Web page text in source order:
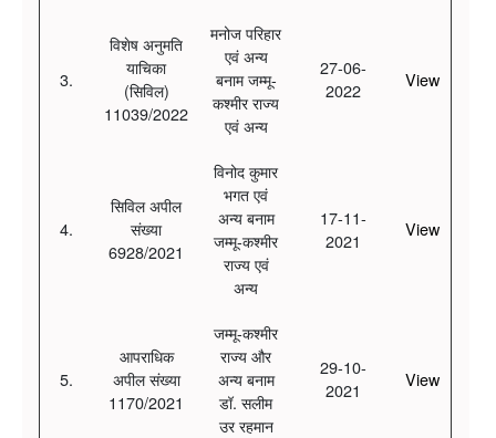
3.
विशेष अनुमति
याचिका
(सिविल)
11039/2022
मनोज परिहार
एवं अन्य
बनाम जम्मू-
कश्मीर राज्य
एवं अन्य
27-06-
2022
View
4.
सिविल अपील
संख्या
6928/2021
विनोद कुमार
भगत एवं
अन्य बनाम
जम्मू-कश्मीर
राज्य एवं
अन्य
17-11-
2021
View
5.
आपराधिक
अपील संख्या
1170/2021
जम्मू-कश्मीर
राज्य और
अन्य बनाम
डॉ. सलीम
उर रहमान
29-10-
2021
View